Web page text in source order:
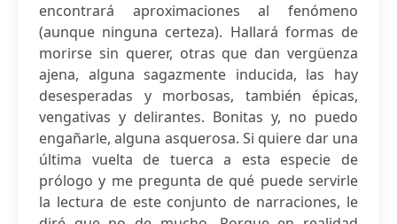
encontrará aproximaciones al fenómeno
(aunque ninguna certeza). Hallará formas de
morirse sin querer, otras que dan vergüenza
ajena, alguna sagazmente inducida, las hay
desesperadas y morbosas, también épicas,
vengativas y delirantes. Bonitas y, no puedo
engañarle, alguna asquerosa. Si quiere dar una
última vuelta de tuerca a esta especie de
prólogo y me pregunta de qué puede servirle
la lectura de este conjunto de narraciones, le